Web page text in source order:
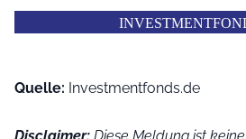
Quelle: Investmentfonds.de